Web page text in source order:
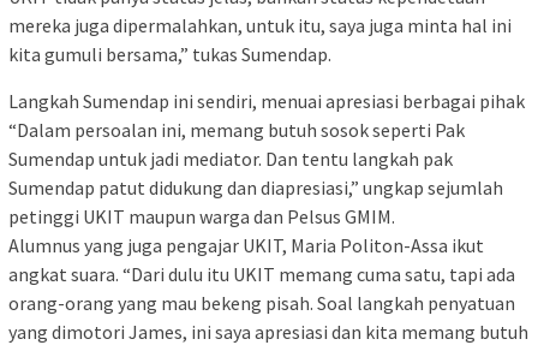
mereka juga dipermalahkan, untuk itu, saya juga minta hal ini
kita gumuli bersama,” tukas Sumendap.
Langkah Sumendap ini sendiri, menuai apresiasi berbagai pihak
“Dalam persoalan ini, memang butuh sosok seperti Pak
Sumendap untuk jadi mediator. Dan tentu langkah pak
Sumendap patut didukung dan diapresiasi,” ungkap sejumlah
petinggi UKIT maupun warga dan Pelsus GMIM.
Alumnus yang juga pengajar UKIT, Maria Politon-Assa ikut
angkat suara. “Dari dulu itu UKIT memang cuma satu, tapi ada
orang-orang yang mau bekeng pisah. Soal langkah penyatuan
yang dimotori James, ini saya apresiasi dan kita memang butuh